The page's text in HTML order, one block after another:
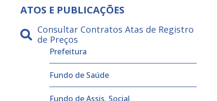
ATOS E PUBLICAÇÕES
Consultar Contratos Atas de Registro
de Preços
Prefeitura
Fundo de Saúde
Fundo de Assis. Social